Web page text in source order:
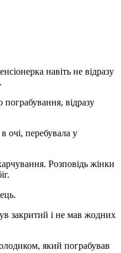
навіть не відразу
відразу
очі, перебувала у
Розповідь жінки
закритий і не мав жодних
який пограбував